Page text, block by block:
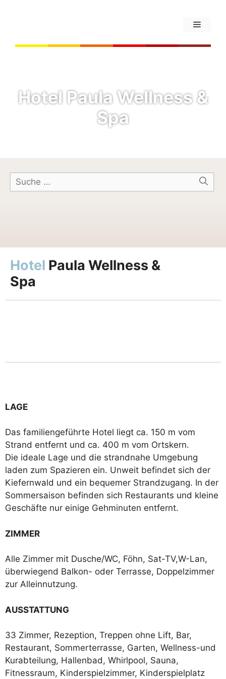
Hotel Paula Wellness &
Spa
Hotel Paula Wellness &
Spa
LAGE
Das familiengeführte Hotel liegt ca. 150 m vom
Strand entfernt und ca. 400 m vom Ortskern.
Die ideale Lage und die strandnahe Umgebung
laden zum Spazieren ein. Unweit befindet sich der
Kiefernwald und ein bequemer Strandzugang. In der
Sommersaison befinden sich Restaurants und kleine
Geschäfte nur einige Gehminuten entfernt.
ZIMMER
Alle Zimmer mit Dusche/WC, Föhn, Sat-TV,W-Lan,
überwiegend Balkon- oder Terrasse, Doppelzimmer
zur Alleinnutzung.
AUSSTATTUNG
33 Zimmer, Rezeption, Treppen ohne Lift, Bar,
Restaurant, Sommerterrasse, Garten, Wellness-und
Kurabteilung, Hallenbad, Whirlpool, Sauna,
Fitnessraum, Kinderspielzimmer, Kinderspielplatz